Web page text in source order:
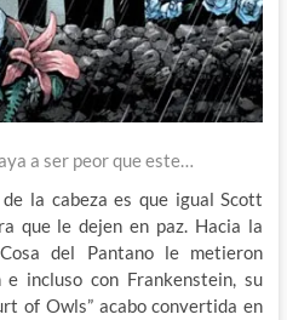
a ser peor que este…
la cabeza es que igual Scott
que le dejen en paz. Hacia la
del Pantano le metieron
incluso con Frankenstein, su
of Owls” acabo convertida en